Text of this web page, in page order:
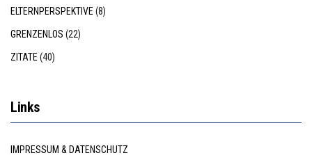
ELTERNPERSPEKTIVE (8)
GRENZENLOS (22)
ZITATE (40)
Links
IMPRESSUM & DATENSCHUTZ